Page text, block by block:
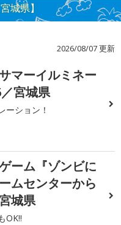
城県】
2026/08/07 更新
マーイルミネー
宮城県
ーション！
ーム『ゾンビに
ムセンターから
城県
OK!!